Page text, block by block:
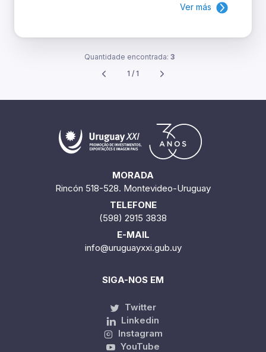
Ver más
Quantidade encontrada: 3
1 / 1
MORADA
Rincón 518-528. Montevideo-Uruguay
TELEFONE
(598) 2915 3838
E-MAIL
info@uruguayxxi.gub.uy
SIGA-NOS EM
Twitter
Linkedin
Instagram
YouTube